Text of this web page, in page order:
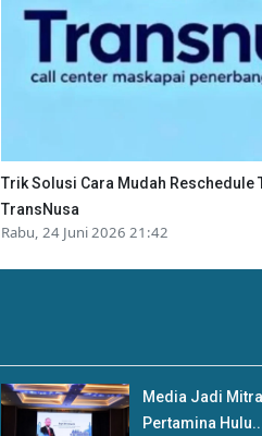
Trik Solusi Cara Mudah Reschedule
TransNusa
Rabu, 24 Juni 2026 21:42
Media Jadi
Pertamina